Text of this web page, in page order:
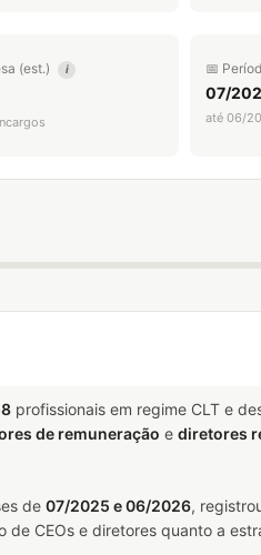
(est.) i 📅
07/
até 06/
profissionais em regime CLT e
de remuneração e diretores
de 07/2025 e 06/2026,
CEOs e diretores quanto a